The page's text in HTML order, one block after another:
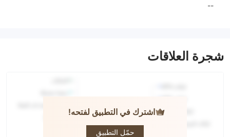
--
شجرة العلاقات
اشترك في التطبيق لفتحه!
حمّل التطبيق
BROKERS